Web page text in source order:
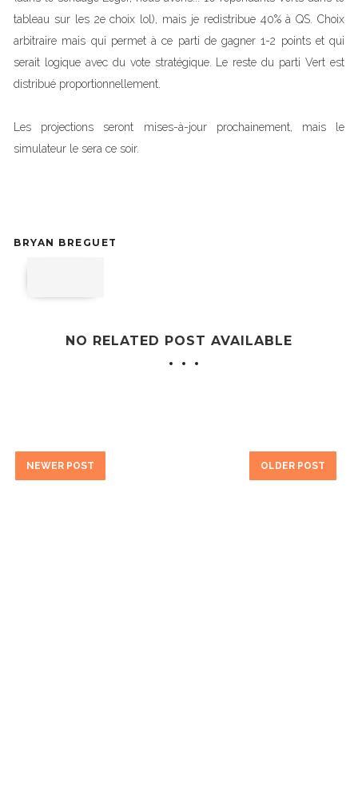
tableau sur les 2e choix lol), mais je redistribue 40% à QS. Choix
arbitraire mais qui permet à ce parti de gagner 1-2 points et qui
serait logique avec du vote stratégique. Le reste du parti Vert est
distribué proportionnellement.
Les projections seront mises-à-jour prochainement, mais le
simulateur le sera ce soir.
BRYAN BREGUET
NO RELATED POST AVAILABLE
NEWER POST OLDER POST